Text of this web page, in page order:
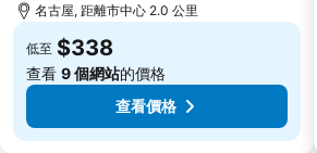
名古屋, 距離市中心 2.0 公里
低至 $338
查看 9 個網站的價格
查看價格